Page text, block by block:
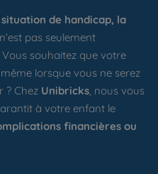
de handicap, la
n’est pas seulement
Vous souhaitez que votre
lorsque vous ne serez
? Chez Unibricks, nous vous
à votre enfant le
financières ou